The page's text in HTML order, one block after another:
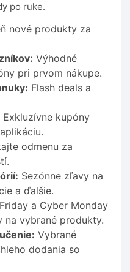
po ruke.
nové produkty za
Výhodné
pri prvom nákupe.
Flash deals a
Exkluzívne kupóny
odmenu za
Sezónne zľavy na
a ďalšie.
a Cyber Monday
na vybrané produkty.
Vybrané
dodania so